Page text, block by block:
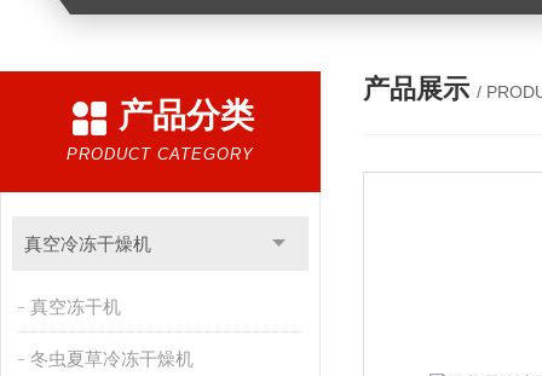
产品分类
PRODUCT CATEGORY
真空冷冻干燥机
真空冻干机
冬虫夏草冷冻干燥机
产品展示 /